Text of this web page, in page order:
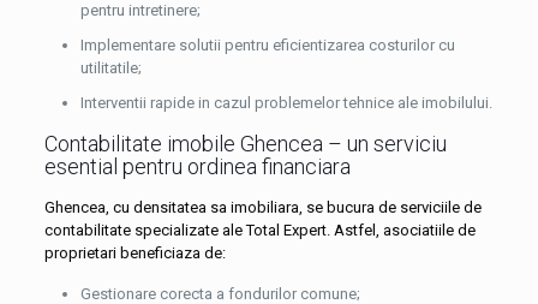
pentru intretinere;
Implementare solutii pentru eficientizarea costurilor cu
utilitatile;
Interventii rapide in cazul problemelor tehnice ale imobilului.
Contabilitate imobile Ghencea – un serviciu
esential pentru ordinea financiara
Ghencea, cu densitatea sa imobiliara, se bucura de serviciile de
contabilitate specializate ale Total Expert. Astfel, asociatiile de
proprietari beneficiaza de:
Gestionare corecta a fondurilor comune;